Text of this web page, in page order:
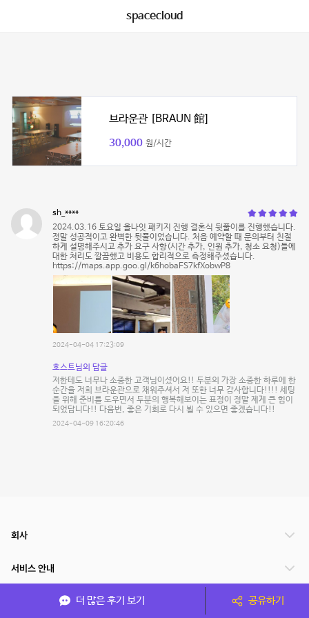
spacecloud
브라운관 [BRAUN 館]
30,000 원/시간
sh_****
2024.03.16 토요일 올나잇 패키지 진행 결혼식 뒷풀이를 진행했습니다.
정말 성공적이고 완벽한 뒷풀이었습니다. 처음 예약할 때 문의부터 친절
하게 설명해주시고 추가 요구 사항(시간 추가, 인원 추가, 청소 요청)들에
대한 처리도 깔끔했고 비용도 합리적으로 측정해주셨습니다.
https://maps.app.goo.gl/k6hobaFS7kfXobwP8
2024-04-04 17:23:09
호스트님의 답글
저한테도 너무나 소중한 고객님이셨어요!! 두분의 가장 소중한 하루에 한
순간을 저희 브라운관으로 채워주셔서 저 또한 너무 감사합니다!!!! 세팅
을 위해 준비를 도우면서 두분의 행복해보이는 표정이 정말 제게 큰 힘이
되었답니다!! 다음번, 좋은 기회로 다시 뵐 수 있으면 좋겠습니다!!
2024-04-09 16:20:46
더 많은 후기 보기 공유하기
회사
서비스 안내